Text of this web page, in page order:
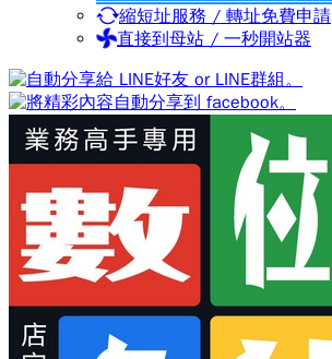
縮短址服務 / 轉址免費申請
直接到母站 / 一秒開站器